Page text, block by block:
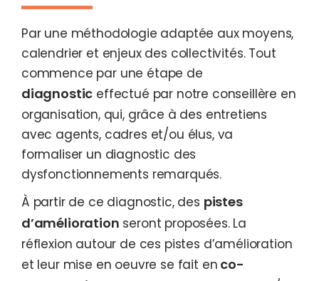
Par une méthodologie adaptée aux moyens,
calendrier et enjeux des collectivités. Tout
commence par une étape de
diagnostic effectué par notre conseillère en
organisation, qui, grâce à des entretiens
avec agents, cadres et/ou élus, va
formaliser un diagnostic des
dysfonctionnements remarqués.
À partir de ce diagnostic, des pistes
d’amélioration seront proposées. La
réflexion autour de ces pistes d’amélioration
et leur mise en oeuvre se fait en co-